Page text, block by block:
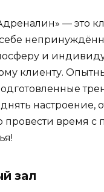
— это
и
клиенту.
настроение,
провести время с
зал